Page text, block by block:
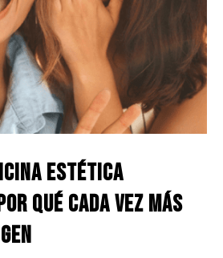
estética
qué cada vez más